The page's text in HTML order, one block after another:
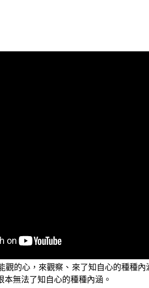
視弘法節目，這個節目名為「三乘菩
示，認為識大有了別性。也就是他
知的意識心當中，以此證涅槃、入
導致密教行者修行的方法完全走錯了
特別強調三件事，導致後來密教行
觀的心，來觀察、來了知自心的種種
無法了知自心的種種內涵。